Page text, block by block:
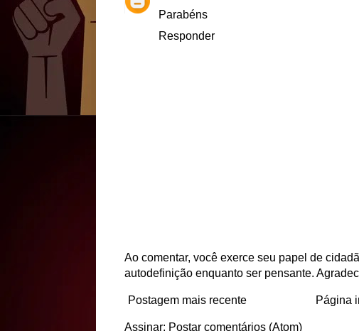
Parabéns
Responder
Ao comentar, você exerce seu papel de
autodefinição enquanto ser pensante.
Postagem mais recente Página
Assinar: Postar comentários (Atom)